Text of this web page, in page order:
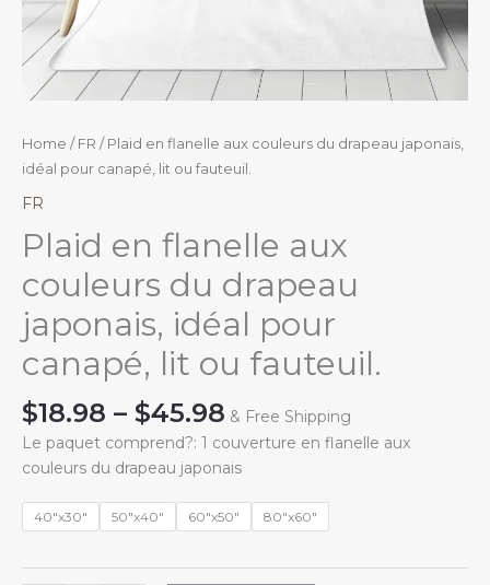
Home / FR / Plaid en flanelle aux couleurs du drapeau japonais,
idéal pour canapé, lit ou fauteuil.
FR
Plaid en flanelle aux
couleurs du drapeau
japonais, idéal pour
canapé, lit ou fauteuil.
$18.98 – $45.98 Price
range:
$18.98
$45.98
& Free Shipping
Le paquet comprend?: 1 couverture en flanelle aux
couleurs du drapeau japonais
40"x30" 50"x40" 60"x50" 80"x60"